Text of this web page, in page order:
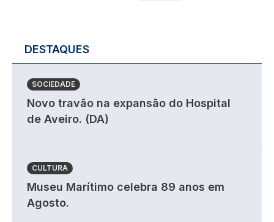
DESTAQUES
SOCIEDADE
Novo travão na expansão do Hospital
de Aveiro. (DA)
CULTURA
Museu Marítimo celebra 89 anos em
Agosto.